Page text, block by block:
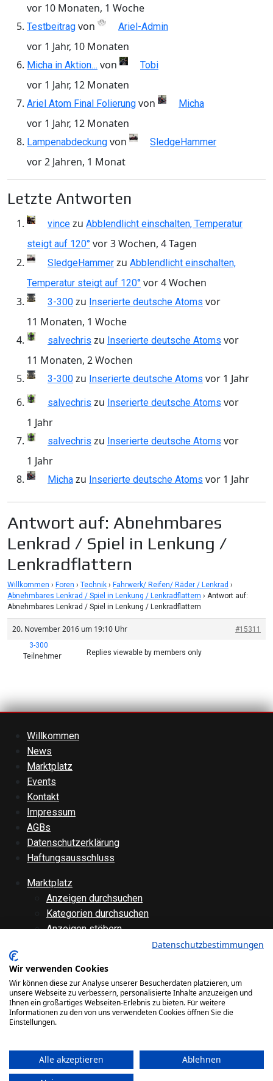
vor 10 Monaten, 1 Woche
Testbeitrag von Ariel-Admin
vor 1 Jahr, 10 Monaten
Micha in Aktion… von Tobi
vor 1 Jahr, 12 Monaten
Ariel Atom Final Folierung von Micha
vor 1 Jahr, 12 Monaten
Lampenabdeckung von SledgeHammer
vor 2 Jahren, 1 Monat
Letzte Antworten
vince zu Abblendlicht einschalten, Temperatur
steigt auf 120° vor 3 Wochen, 4 Tagen
SledgeHammer zu Abblendlicht einschalten,
Temperatur steigt auf 120° vor 4 Wochen
3-300 zu Inserierte deutsche Atoms vor
11 Monaten, 1 Woche
salvechris zu Inserierte deutsche Atoms vor
11 Monaten, 2 Wochen
3-300 zu Inserierte deutsche Atoms vor 1 Jahr
salvechris zu Inserierte deutsche Atoms vor
1 Jahr
salvechris zu Inserierte deutsche Atoms vor
1 Jahr
Micha zu Inserierte deutsche Atoms vor 1 Jahr
Antwort auf: Abnehmbares
Lenkrad / Spiel in Lenkung /
Lenkradflattern
Willkommen › Foren › Technik › Fahrwerk/ Reifen/ Räder / Lenkrad ›
Abnehmbares Lenkrad / Spiel in Lenkung / Lenkradflattern › Antwort auf:
Abnehmbares Lenkrad / Spiel in Lenkung / Lenkradflattern
20. November 2016 um 19:10 Uhr
#15311
3-300
Teilnehmer Replies viewable by members only
Willkommen
News
Marktplatz
Events
Kontakt
Impressum
AGBs
Datenschutzerklärung
Haftungsausschluss
Marktplatz
Anzeigen durchsuchen
Kategorien durchsuchen
Anzeigen stöbern
Forenübersicht
Technik
Verschiedenes
Websiteinternes
Bilder
Videos
Datenschutzbestimmungen
Wir verwenden Cookies
Wir können diese zur Analyse unserer Besucherdaten platzieren, um
unsere Webseite zu verbessern, personalisierte Inhalte anzuzeigen und
Ihnen ein großartiges Webseiten-Erlebnis zu bieten. Für weitere
Informationen zu den von uns verwendeten Cookies öffnen Sie die
Einstellungen.
Alle akzeptieren
Ablehnen